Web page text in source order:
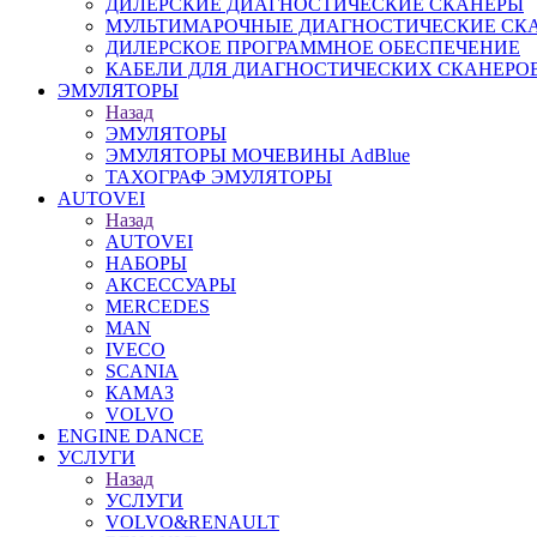
ДИЛЕРСКИЕ ДИАГНОСТИЧЕСКИЕ СКАНЕРЫ
МУЛЬТИМАРОЧНЫЕ ДИАГНОСТИЧЕСКИЕ
ДИЛЕРСКОЕ ПРОГРАММНОЕ ОБЕСПЕЧЕНИЕ
КАБЕЛИ ДЛЯ ДИАГНОСТИЧЕСКИХ
ЭМУЛЯТОРЫ
Назад
ЭМУЛЯТОРЫ
ЭМУЛЯТОРЫ МОЧЕВИНЫ АdBlue
ТАХОГРАФ ЭМУЛЯТОРЫ
AUTOVEI
Назад
AUTOVEI
НАБОРЫ
АКСЕССУАРЫ
MERCEDES
MAN
IVECO
SCANIA
КАМАЗ
VOLVO
ENGINE DANCE
УСЛУГИ
Назад
УСЛУГИ
VOLVO&RENAULT